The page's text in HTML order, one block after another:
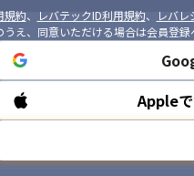
規約、 レバテックID利用規約、 レバ
うえ、同意いただける場合は会員登録
Apple